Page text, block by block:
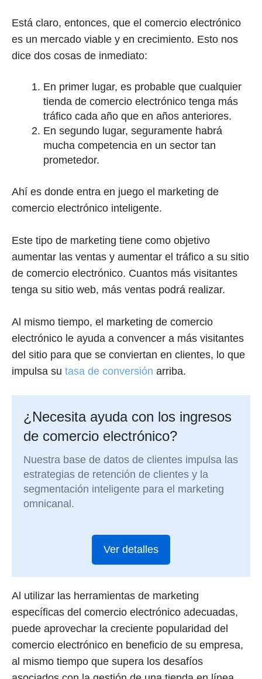
Está claro, entonces, que el comercio electrónico
es un mercado viable y en crecimiento. Esto nos
dice dos cosas de inmediato:
En primer lugar, es probable que cualquier
tienda de comercio electrónico tenga más
tráfico cada año que en años anteriores.
En segundo lugar, seguramente habrá
mucha competencia en un sector tan
prometedor.
Ahí es donde entra en juego el marketing de
comercio electrónico inteligente.
Este tipo de marketing tiene como objetivo
aumentar las ventas y aumentar el tráfico a su sitio
de comercio electrónico. Cuantos más visitantes
tenga su sitio web, más ventas podrá realizar.
Al mismo tiempo, el marketing de comercio
electrónico le ayuda a convencer a más visitantes
del sitio para que se conviertan en clientes, lo que
impulsa su tasa de conversión arriba.
¿Necesita ayuda con los ingresos
de comercio electrónico?
Nuestra base de datos de clientes impulsa las
estrategias de retención de clientes y la
segmentación inteligente para el marketing
omnicanal.
Ver detalles
Al utilizar las herramientas de marketing
específicas del comercio electrónico adecuadas,
puede aprovechar la creciente popularidad del
comercio electrónico en beneficio de su empresa,
al mismo tiempo que supera los desafíos